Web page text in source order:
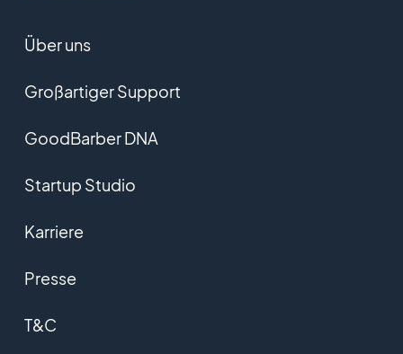
Über uns
Großartiger Support
GoodBarber DNA
Startup Studio
Karriere
Presse
T&C